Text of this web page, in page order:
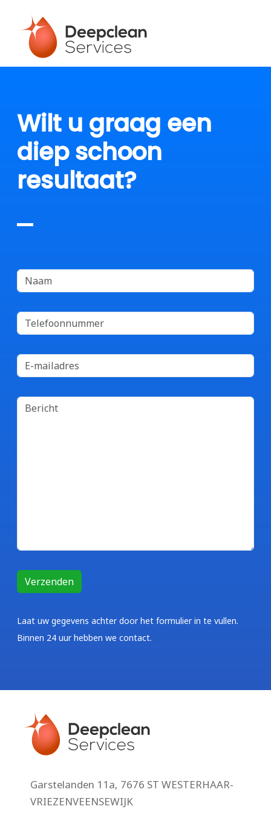
Wilt u graag een
diep schoon
resultaat?
Laat uw gegevens achter door het formulier in te vullen.
Binnen 24 uur hebben we contact.
Garstelanden 11a, 7676 ST WESTERHAAR-
VRIEZENVEENSEWIJK